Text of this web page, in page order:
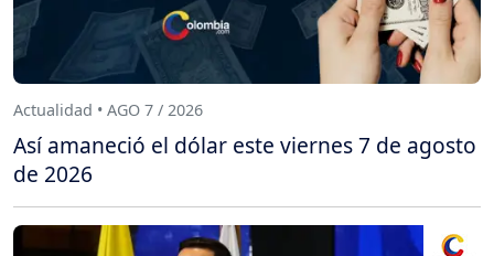
Actualidad • AGO 7 / 2026
Así amaneció el dólar este viernes 7 de agosto
de 2026